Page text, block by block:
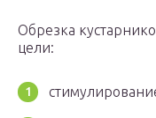
Обрезка
цели: